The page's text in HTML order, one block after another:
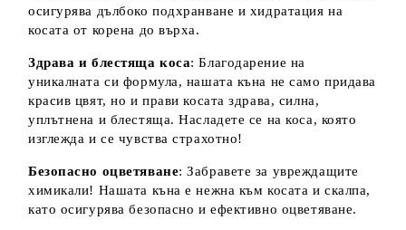
осигурява дълбоко подхранване и хидратация на
косата от корена до върха.
Здрава и блестяща коса: Благодарение на
уникалната си формула, нашата къна не само придава
красив цвят, но и прави косата здрава, силна,
уплътнена и блестяща. Насладете се на коса, която
изглежда и се чувства страхотно!
Безопасно оцветяване: Забравете за увреждащите
химикали! Нашата къна е нежна към косата и скалпа,
като осигурява безопасно и ефективно оцветяване.